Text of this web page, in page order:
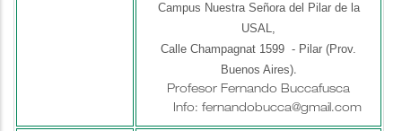
Campus Nuestra Señora del Pilar de la
USAL,
Calle Champagnat 1599 - Pilar (Prov.
Buenos Aires).
Profesor Fernando Buccafusca
Info: fernandobucca@gmail.com